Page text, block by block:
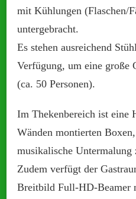
mit Kühlungen (Flaschen/
untergebracht.
Es stehen ausreichend
Verfügung, um eine große
(ca. 50 Personen).
Im Thekenbereich ist eine
Wänden montierten
musikalische Untermalung
Zudem verfügt der
Breitbild Full-HD-Beamer